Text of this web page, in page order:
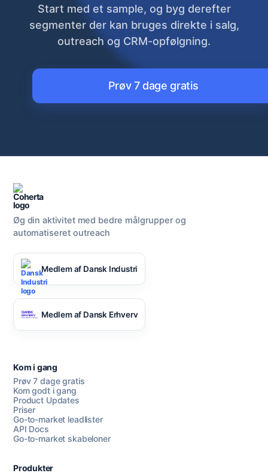
Start med et sample, og byg derefter
segmenter der kan bruges direkte i salg,
outreach og CRM-opfølgning.
Prøv 7 dage gratis
Øg din aktivitet med bedre målgrupper og
automatiseret outreach
Medlem af Dansk Industri
Medlem af Dansk Erhverv
Kom i gang
Prøv 7 dage gratis
Kom godt i gang
Product Updates
Priser
Go-to-market leadlister
API Docs
Go-to-market skabeloner
Produkter